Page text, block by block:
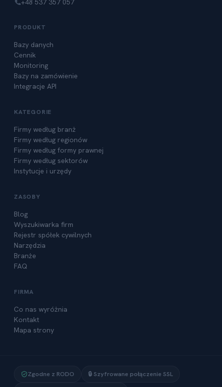
+48 537 357 057
PRODUKT
Bazy danych
Cennik
Monitoring
Bazy na zamówienie
Integracje API
KATEGORIE
Firmy według branż
Firmy według regionów
Firmy według formy prawnej
Firmy według sektorów
Instytucje i urzędy
ZASOBY
Blog
Wyszukiwarka firm
Rejestr spółek cywilnych
Narzędzia
Branże
FAQ
FIRMA
Co nas wyróżnia
Kontakt
Mapa strony
Zgodne z RODO
🔒 Szyfrowane połączenie SSL
Oddzwoń do mnie